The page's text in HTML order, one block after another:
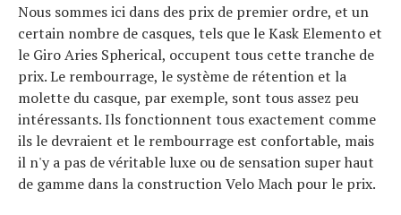
Nous sommes ici dans des prix de premier ordre, et un
certain nombre de casques, tels que le Kask Elemento et
le Giro Aries Spherical, occupent tous cette tranche de
prix. Le rembourrage, le système de rétention et la
molette du casque, par exemple, sont tous assez peu
intéressants. Ils fonctionnent tous exactement comme
ils le devraient et le rembourrage est confortable, mais
il n'y a pas de véritable luxe ou de sensation super haut
de gamme dans la construction Velo Mach pour le prix.